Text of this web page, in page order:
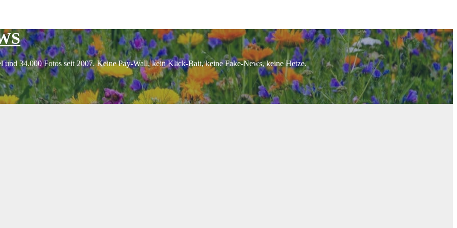
34.000 Fotos seit 2007. Keine Pay-Wall, kein Klick-Bait, keine Fake-News, keine Hetze.